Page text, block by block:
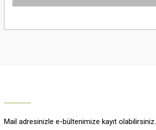
Mail adresinizle e-bültenimize kayıt olabilirsiniz.